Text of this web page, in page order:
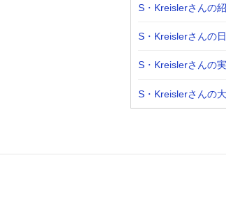
S・Kreislerさんの
S・Kreislerさんの
S・Kreislerさんの
S・Kreislerさんの